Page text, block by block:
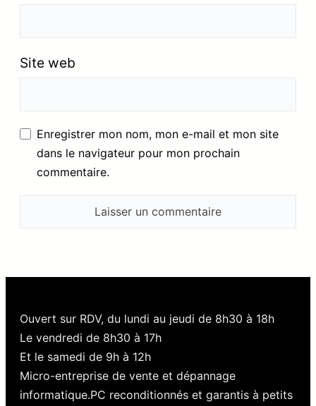
Site web
Enregistrer mon nom, mon e-mail et mon site
dans le navigateur pour mon prochain
commentaire.
Ouvert sur RDV, du lundi au jeudi de 8h30 à 18h
Le vendredi de 8h30 à 17h
Et le samedi de 9h à 12h
Micro-entreprise de vente et dépannage
informatique.PC reconditionnés et garantis à petits